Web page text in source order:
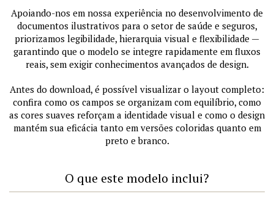
Apoiando-nos em nossa experiência no desenvolvimento de
documentos ilustrativos para o setor de saúde e seguros,
priorizamos legibilidade, hierarquia visual e flexibilidade —
garantindo que o modelo se integre rapidamente em fluxos
reais, sem exigir conhecimentos avançados de design.
Antes do download, é possível visualizar o layout completo:
confira como os campos se organizam com equilíbrio, como
as cores suaves reforçam a identidade visual e como o design
mantém sua eficácia tanto em versões coloridas quanto em
preto e branco.
O que este modelo inclui?